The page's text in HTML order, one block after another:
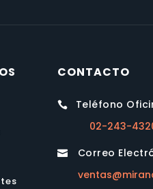
CONTACTO

Teléfono
02-243-

Correo